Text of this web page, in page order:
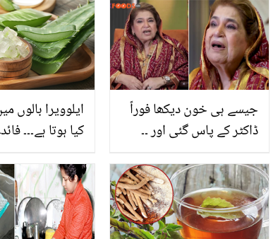
ایلوویرا بالوں
کیا ہوتا ہے۔۔۔
مجبور ہوجائیں
جیسے ہی خون دیکھا فوراً
ڈاکٹر کے پاس گئی اور ۔۔
جیسے خطرناک مرض کو
کیسے شکست دی؟ بتاتے
ہوئے آبدیدہ ہوگئیں